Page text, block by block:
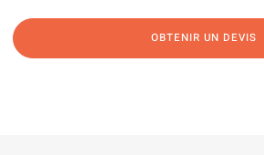
OBTENIR UN DEVIS